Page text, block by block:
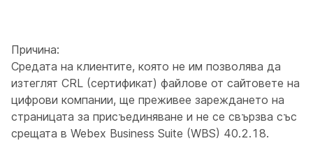
Причина:
Средата на клиентите, която не им позволява да
изтеглят CRL (сертификат) файлове от сайтовете на
цифрови компании, ще преживее зареждането на
страницата за присъединяване и не се свързва със
срещата в Webex Business Suite (WBS) 40.2.18.